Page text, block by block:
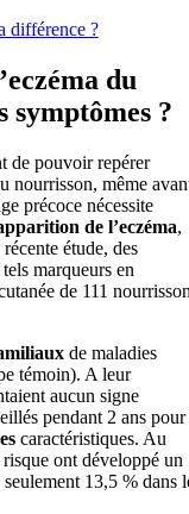
différence ?
du
symptômes ?
de pouvoir repérer
nourrisson, même
précoce nécessite
de l’eczéma,
étude, des
marqueurs en
de 111
de maladies
témoin). A leur
aucun signe
pendant 2 ans pour
caractéristiques. Au
ont développé un
13,5 % dans